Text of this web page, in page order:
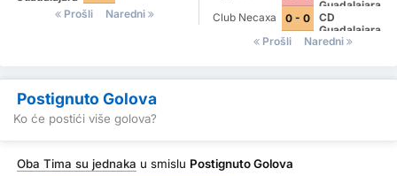
Prošli
Naredni
Guadalajara
Club Necaxa
0 - 0
CD
Guadalajara
Prošli
Naredni
Postignuto Golova
Ko će postići više golova?
Oba Tima su jednaka u smislu Postignuto Golova